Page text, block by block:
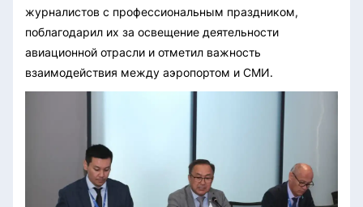
журналистов с профессиональным праздником,
поблагодарил их за освещение деятельности
авиационной отрасли и отметил важность
взаимодействия между аэропортом и СМИ.